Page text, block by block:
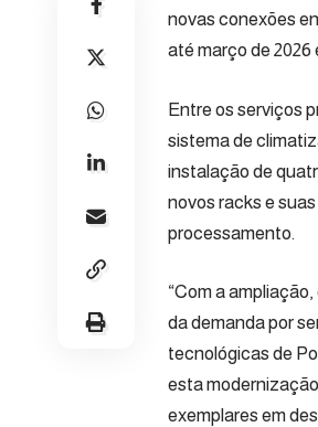
novas conexões
até março de
Entre os serviços
sistema de
instalação de
novos racks e
processamento.
“Com a
da demanda por
tecnológicas de
esta
exemplares em